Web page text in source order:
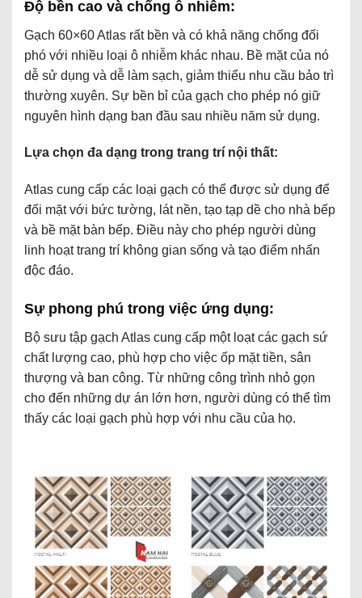
Độ bền cao và chống ô nhiễm:
Gạch 60×60 Atlas rất bền và có khả năng chống đối
phó với nhiều loại ô nhiễm khác nhau. Bề mặt của nó
dễ sử dụng và dễ làm sạch, giảm thiểu nhu cầu bảo trì
thường xuyên. Sự bền bỉ của gạch cho phép nó giữ
nguyên hình dạng ban đầu sau nhiều năm sử dụng.
Lựa chọn đa dạng trong trang trí nội thất:
Atlas cung cấp các loại gạch có thể được sử dụng để
đối mặt với bức tường, lát nền, tạo tạp dề cho nhà bếp
và bề mặt bàn bếp. Điều này cho phép người dùng
linh hoạt trang trí không gian sống và tạo điểm nhấn
độc đáo.
Sự phong phú trong việc ứng dụng:
Bộ sưu tập gạch Atlas cung cấp một loạt các gạch sứ
chất lượng cao, phù hợp cho việc ốp mặt tiền, sân
thượng và ban công. Từ những công trình nhỏ gọn
cho đến những dự án lớn hơn, người dùng có thể tìm
thấy các loại gạch phù hợp với nhu cầu của họ.